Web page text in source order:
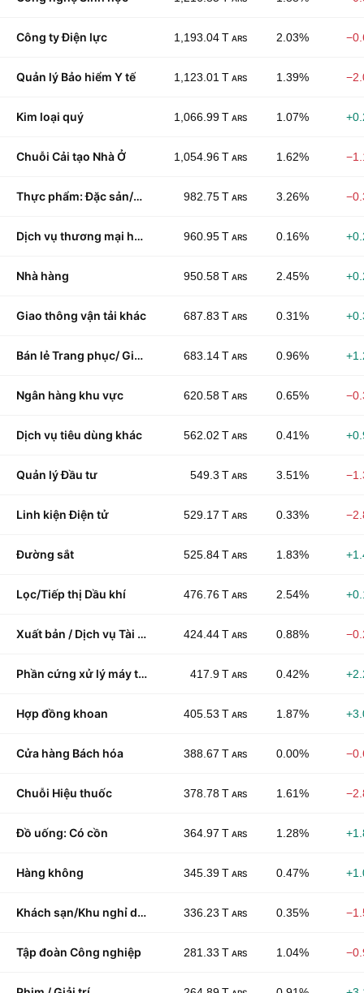
Công ty Điện lực 1,193.04 T ARS 2.03%
Quản lý Bảo hiểm Y tế 1,123.01 T ARS 1.39%
Kim loại quý 1,066.99 T ARS 1.07%
Chuỗi Cải tạo Nhà Ở 1,054.96 T ARS 1.62%
Thực phẩm: Đặc sản/Kẹo 982.75 T ARS 3.26%
Dịch vụ thương mại hỗn hợp 960.95 T ARS 0.16%
Nhà hàng 950.58 T ARS 2.45%
Giao thông vận tải khác 687.83 T ARS 0.31%
Bán lẻ Trang phục/ Giày dép 683.14 T ARS 0.96%
Ngân hàng khu vực 620.58 T ARS 0.65%
Dịch vụ tiêu dùng khác 562.02 T ARS 0.41%
Quản lý Đầu tư 549.3 T ARS 3.51%
Linh kiện Điện tử 529.17 T ARS 0.33%
Đường sắt 525.84 T ARS 1.83%
Lọc/Tiếp thị Dầu khí 476.76 T ARS 2.54%
Xuất bản / Dịch vụ Tài chính 424.44 T ARS 0.88%
Phần cứng xử lý máy tính 417.9 T ARS 0.42%
Hợp đồng khoan 405.53 T ARS 1.87%
Cửa hàng Bách hóa 388.67 T ARS 0.00%
Chuỗi Hiệu thuốc 378.78 T ARS 1.61%
Đồ uống: Có cồn 364.97 T ARS 1.28%
Hàng không 345.39 T ARS 0.47%
Khách sạn/Khu nghỉ dưỡng/Du thuyền 336.23 T ARS 0.35%
Tập đoàn Công nghiệp 281.33 T ARS 1.04%